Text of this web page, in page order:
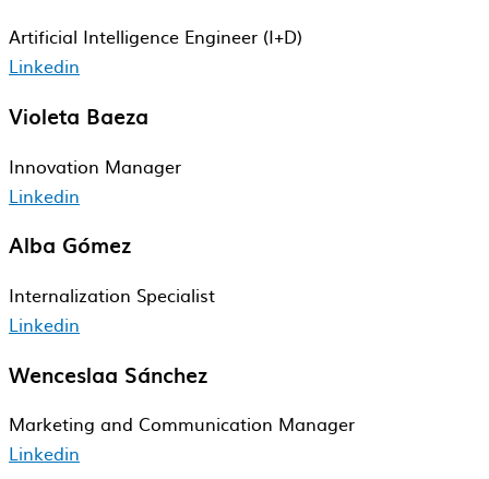
Artificial Intelligence Engineer (I+D)
Linkedin
Violeta Baeza
Innovation Manager
Linkedin
Alba Gómez
Internalization Specialist
Linkedin
Wenceslaa Sánchez
Marketing and Communication Manager
Linkedin